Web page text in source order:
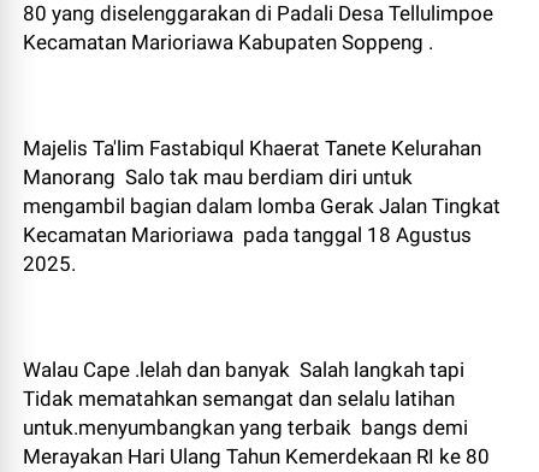
80 yang diselenggarakan di Padali Desa Tellulimpoe
Kecamatan Marioriawa Kabupaten Soppeng .
Majelis Ta'lim Fastabiqul Khaerat Tanete Kelurahan
Manorang Salo tak mau berdiam diri untuk
mengambil bagian dalam lomba Gerak Jalan Tingkat
Kecamatan Marioriawa pada tanggal 18 Agustus
2025.
Walau Cape .lelah dan banyak Salah langkah tapi
Tidak mematahkan semangat dan selalu latihan
untuk.menyumbangkan yang terbaik bangs demi
Merayakan Hari Ulang Tahun Kemerdekaan RI ke 80